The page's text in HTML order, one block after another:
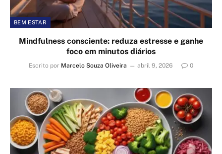
BEM ESTAR
Mindfulness consciente: reduza estresse e ganhe
foco em minutos diários
Escrito por Marcelo Souza Oliveira abril 9, 2026 0